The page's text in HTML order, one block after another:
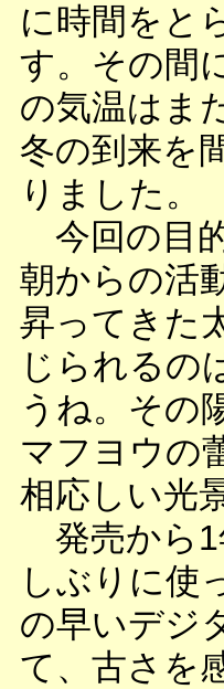
に時間をと
す。その間
の気温はま
冬の到来を
りました。
今回の目
朝からの活
昇ってきた
じられるの
うね。その
マフヨウの
相応しい光
発売から1
しぶりに使
の早いデジ
て、古さを